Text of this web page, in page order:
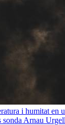
i humitat en
sonda Arnau